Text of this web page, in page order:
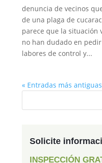
denuncia de vecinos
de una plaga de
parece que la situación
no han dudado en
labores de control y...
« Entradas más antiguas
Solicite
INSPECCIÓN